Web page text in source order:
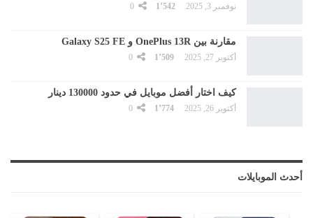
نوفمبر 3, 2025 1٬542
مقارنة بين OnePlus 13R و Galaxy S25 FE
أكتوبر 27, 2025 1٬509
كيف اختار أفضل موبايل في حدود 130000 دينار
أكتوبر 26, 2025 1٬774
أحدث الموبايلات